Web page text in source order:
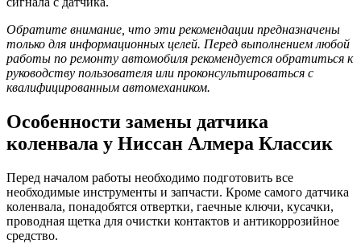
Обратите внимание, что эти рекомендации предназначены
только для информационных целей. Перед выполнением любой
работы по ремонту автомобиля рекомендуется обратиться к
руководству пользователя или проконсультироваться с
квалифицированным автомехаником.
Особенности замены датчика
коленвала у Ниссан Алмера Классик
Перед началом работы необходимо подготовить все
необходимые инструменты и запчасти. Кроме самого датчика
коленвала, понадобятся отвертки, гаечные ключи, кусачки,
проводная щетка для очистки контактов и антикоррозийное
средство.